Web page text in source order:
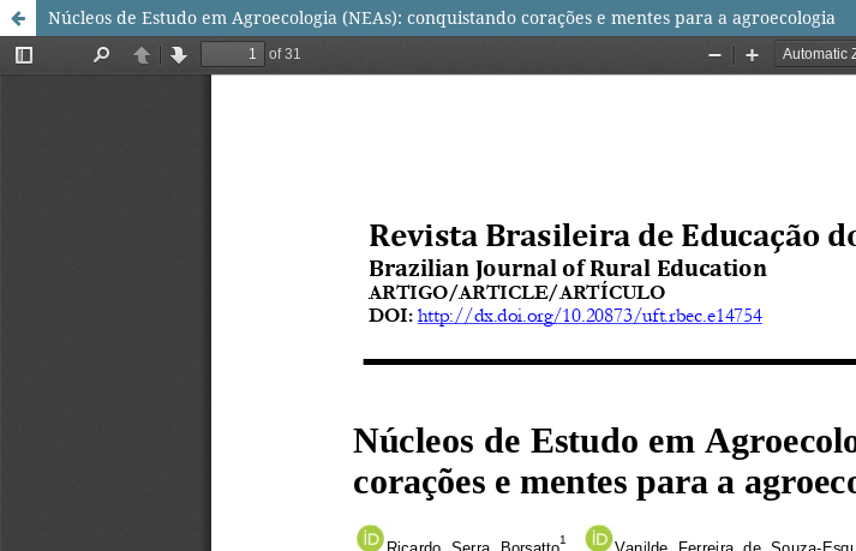
Núcleos de Estudo em Agroecologia (NEAs): conquistando corações e mentes para a agroecologia